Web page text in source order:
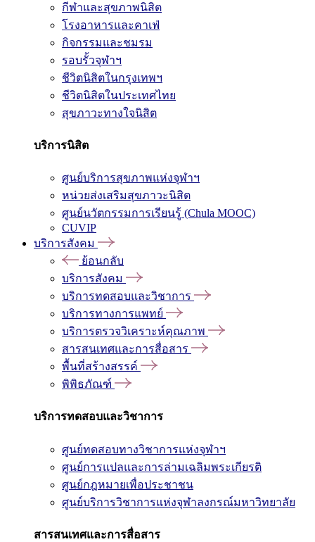
กีฬาและสุขภาพนิสิต
โรงอาหารและคาเฟ่
กิจกรรมและชมรม
รอบรั้วจุฬาฯ
ชีวิตนิสิตในกรุงเทพฯ
ชีวิตนิสิตในประเทศไทย
สุขภาวะทางใจนิสิต
บริการนิสิต
ศูนย์บริการสุขภาพแห่งจุฬาฯ
หน่วยส่งเสริมสุขภาวะนิสิต
ศูนย์นวัตกรรมการเรียนรู้ (Chula MOOC)
CUVIP
บริการสังคม
ย้อนกลับ
บริการสังคม
บริการทดสอบและวิชาการ
บริการทางการแพทย์
บริการตรวจวิเคราะห์คุณภาพ
สารสนเทศและการสื่อสาร
พื้นที่สร้างสรรค์
พิพิธภัณฑ์
บริการทดสอบและวิชาการ
ศูนย์ทดสอบทางวิชาการแห่งจุฬาฯ
ศูนย์การแปลและการล่ามเฉลิมพระเกียรติ
ศูนย์กฎหมายเพื่อประชาชน
ศูนย์บริการวิชาการแห่งจุฬาลงกรณ์มหาวิทยาลัย
สารสนเทศและการสื่อสาร